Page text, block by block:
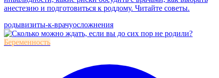
анестезию и подготовиться к роддому. Читайте советы.
родывизиты-к-врачуосложнения
Беременность